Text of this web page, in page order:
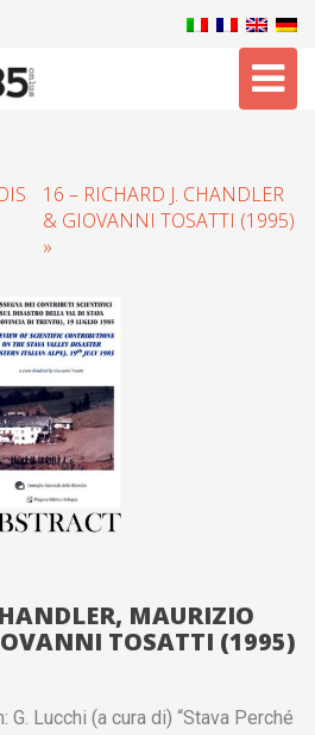
16 – RICHARD J. CHANDLER
& GIOVANNI TOSATTI (1995)
»
MAURIZIO
TOSATTI (1995)
Lucchi (a cura di) “Stava Perché